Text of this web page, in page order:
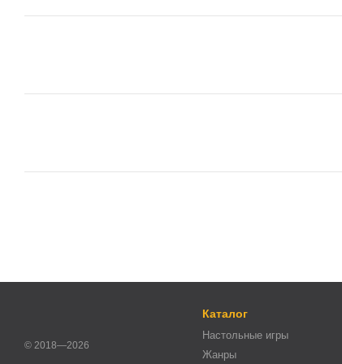
© 2018—2026
Каталог
Настольные игры
Жанры